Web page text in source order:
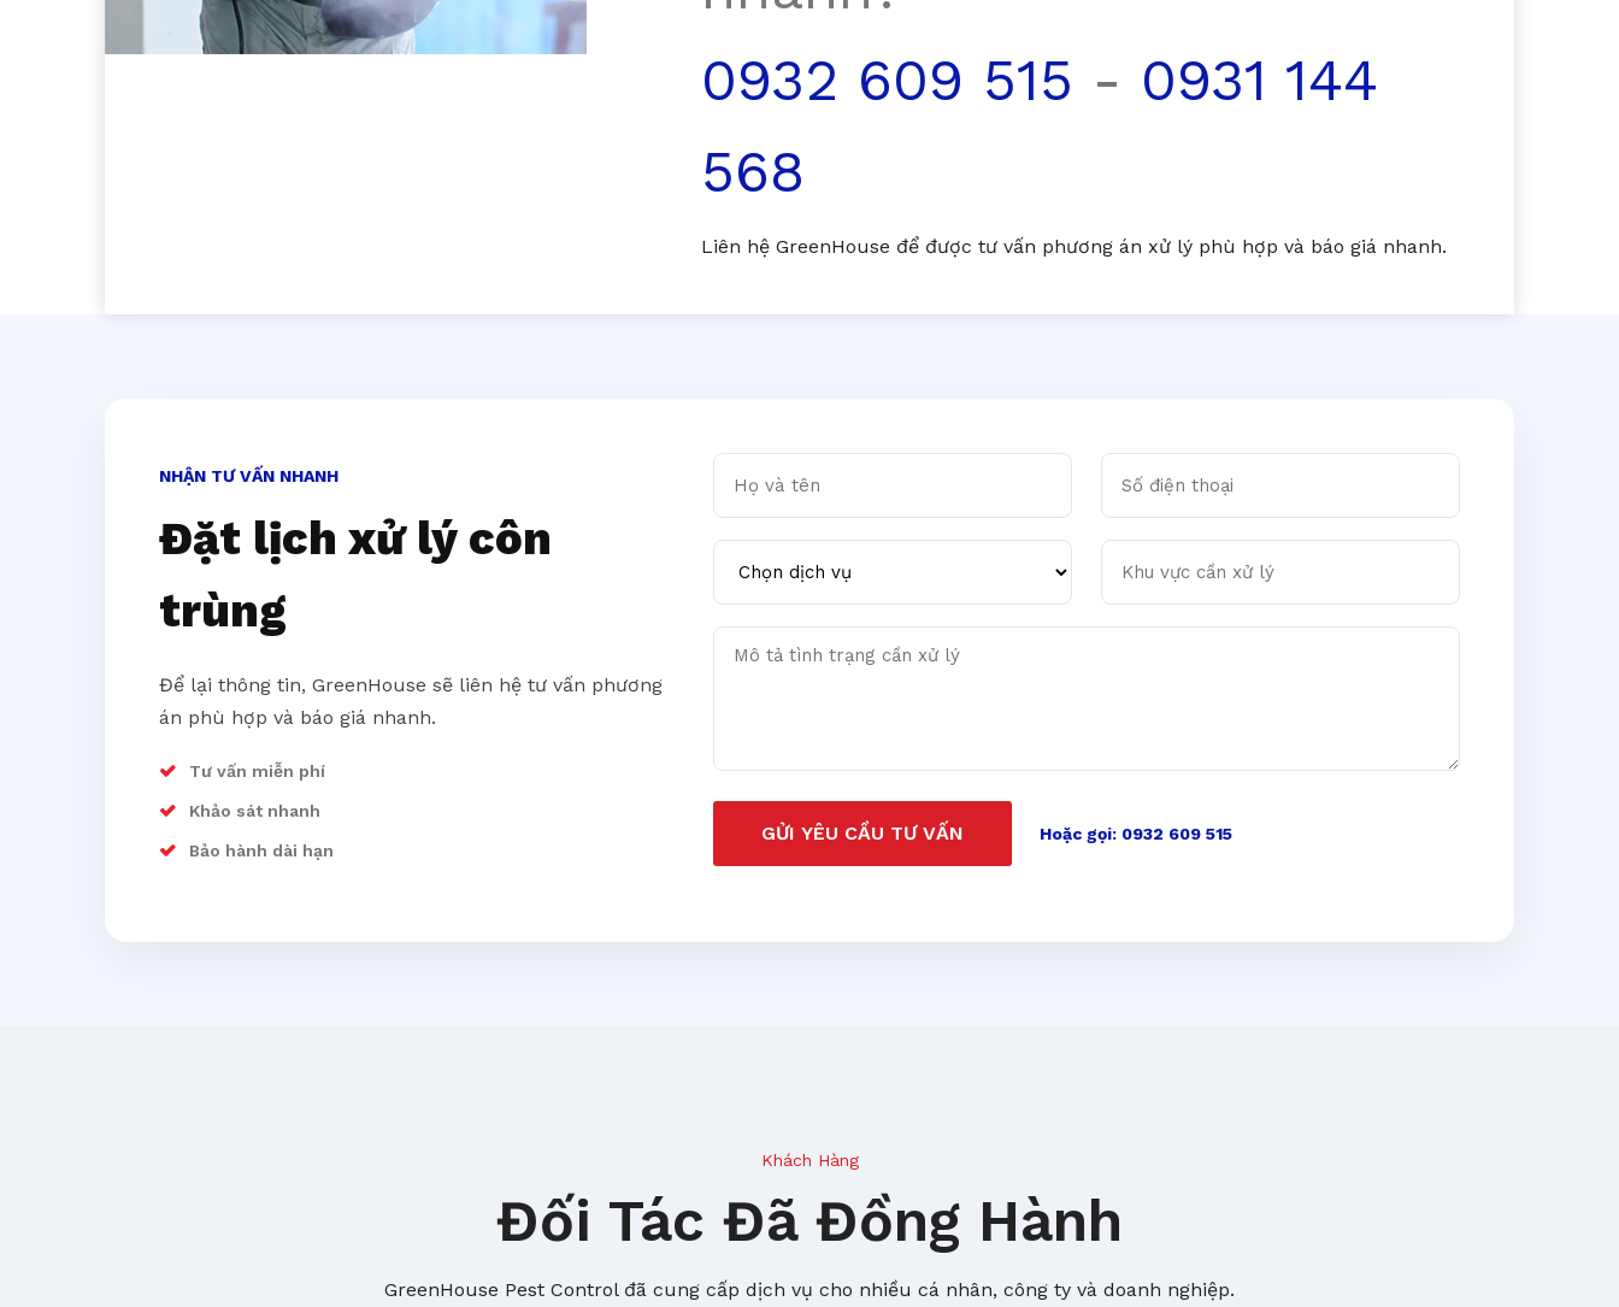
0932 609 515 - 0931 144
568
Liên hệ GreenHouse để được tư vấn phương án xử lý phù hợp và báo giá nhanh.
NHẬN TƯ VẤN NHANH
Đặt lịch xử lý côn
trùng
Để lại thông tin, GreenHouse sẽ liên hệ tư vấn phương
án phù hợp và báo giá nhanh.
Tư vấn miễn phí
Khảo sát nhanh
Bảo hành dài hạn
Họ và tên Số điện thoại
Chọn dịch vụ Khu vực cần xử lý
Mô tả tình trạng cần xử lý
GỬI YÊU CẦU TƯ VẤN Hoặc gọi: 0932 609 515
Khách Hàng
Đối Tác Đã Đồng Hành
GreenHouse Pest Control đã cung cấp dịch vụ cho nhiều cá nhân, công ty và doanh nghiệp.